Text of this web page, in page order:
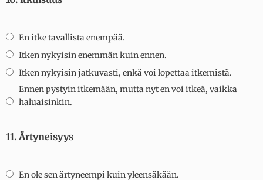
En itke tavallista enempää.
Itken nykyisin enemmän kuin ennen.
Itken nykyisin jatkuvasti, enkä voi lopettaa itkemistä.
Ennen pystyin itkemään, mutta nyt en voi itkeä, vaikka
haluaisinkin.
11. Ärtyneisyys
En ole sen ärtyneempi kuin yleensäkään.